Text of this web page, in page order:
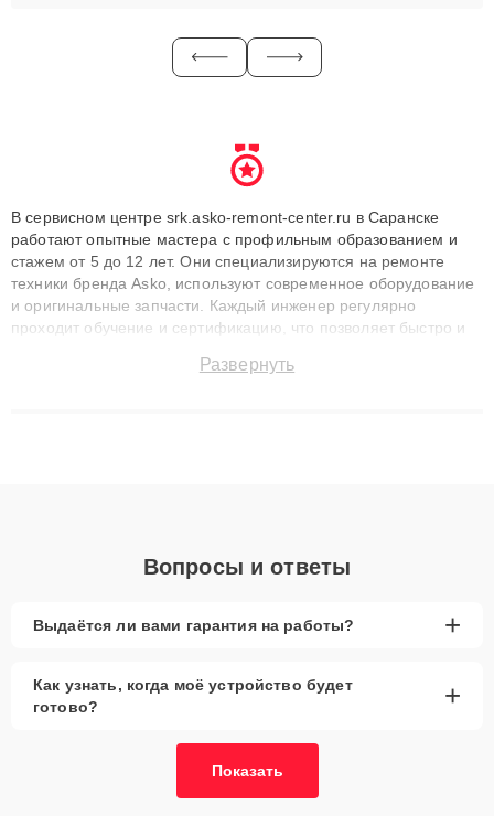
В сервисном центре srk.asko-remont-center.ru в Саранске
работают опытные мастера с профильным образованием и
стажем от 5 до 12 лет. Они специализируются на ремонте
техники бренда Asko, используют современное оборудование
и оригинальные запчасти. Каждый инженер регулярно
проходит обучение и сертификацию, что позволяет быстро и
сохранением гарантии до 3 лет. Наши мастера решают
Развернуть
Вопросы и ответы
Выдаётся ли вами гарантия на работы? +
Как узнать, когда моё устройство будет
готово?
+
Показать